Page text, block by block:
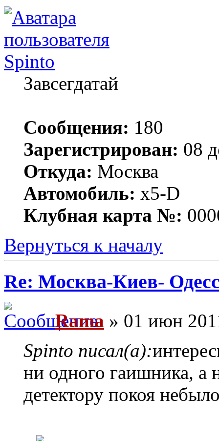
Spinto
Завсегдатай
Сообщения: 180
Зарегистрирован: 08
Откуда: Москва
Автомобиль: x5-D
Клубная карта №:
Вернуться к началу
Re: Москва-Киев-
Rama » 01 июн
Spinto писал(а):
ни одного гаишника, а
детектору покоя